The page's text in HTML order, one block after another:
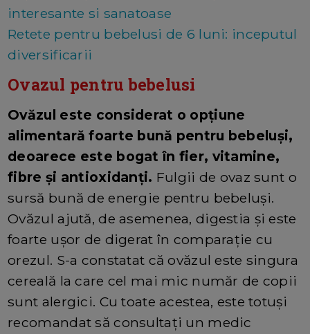
interesante si sanatoase
Retete pentru bebelusi de 6 luni: inceputul
diversificarii
Ovazul pentru bebelusi
Ovăzul este considerat o opțiune
alimentară foarte bună pentru bebeluși,
deoarece este bogat în fier, vitamine,
fibre și antioxidanți. Fulgii de ovaz sunt o
sursă bună de energie pentru bebeluși.
Ovăzul ajută, de asemenea, digestia și este
foarte ușor de digerat în comparație cu
orezul. S-a constatat că ovăzul este singura
cereală la care cel mai mic număr de copii
sunt alergici. Cu toate acestea, este totuși
recomandat să consultați un medic